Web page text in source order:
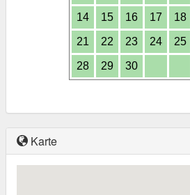
14 15 16 17 18
21 22 23 24 25
28 29 30
Karte